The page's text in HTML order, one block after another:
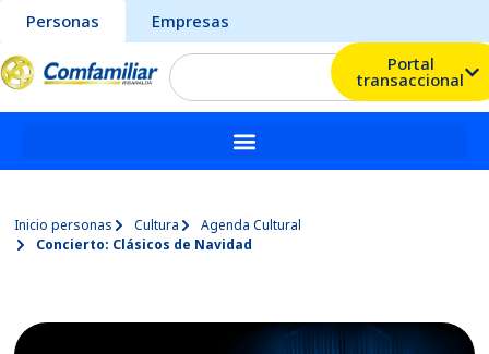
Personas
Empresas
Portal
transaccional
Inicio personas Cultura
Agenda Cultural
Concierto: Clásicos de Navidad